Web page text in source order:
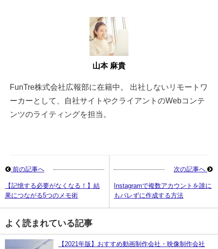
山本 麻貴
FunTre株式会社広報部に在籍中。 出社しないリモートワ
ーカーとして、自社サイトやクライアントのWebコンテ
ンツのライティングを担当。
前の記事へ
【記憶する必要がなくなる！】結
果につながる5つのメモ術
次の記事へ
Instagramで複数アカウントを誰に
もバレずに作成する方法
よく読まれている記事
【2021年版】おすすめ動画制作会社・映像制作会社